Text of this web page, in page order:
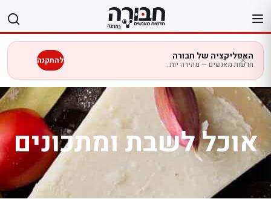
לתוכן
האפליקציה של חבורה
חדשות מאנשים — מהירה יותר בנייד להתקנה
אוכל לשבת ומתכונים